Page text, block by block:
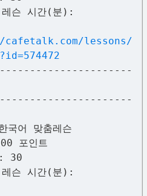
레슨 시간(분):
lessons/
국어 맞춤레슨
포인트
30
레슨 시간(분):